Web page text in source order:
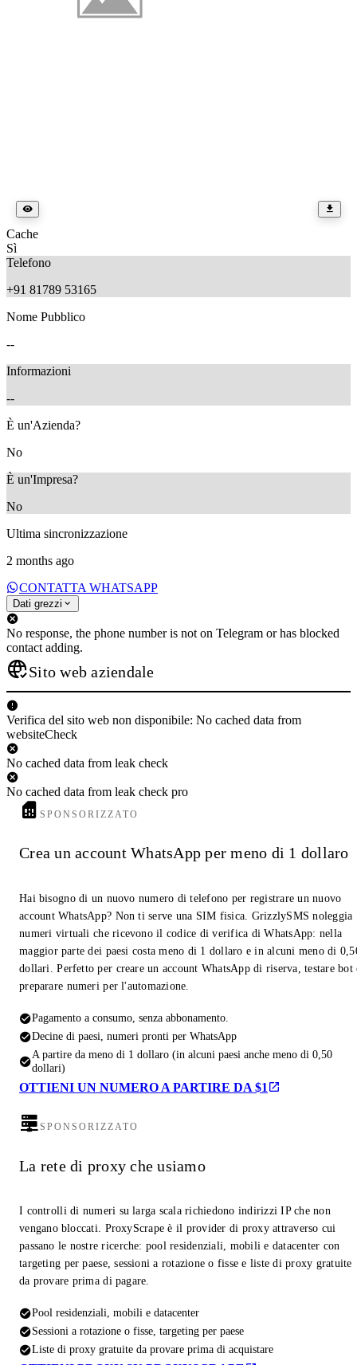
Cache
Sì
Telefono
+91 81789 53165
Nome Pubblico
--
Informazioni
--
È un'Azienda?
No
È un'Impresa?
No
Ultima sincronizzazione
2 months ago
CONTATTA WHATSAPP
Dati grezzi
No response, the phone number is not on Telegram or has blocked
contact adding.
Sito web aziendale
Verifica del sito web non disponibile: No cached data from
websiteCheck
No cached data from leak check
No cached data from leak check pro
SPONSORIZZATO
Crea un account WhatsApp per meno di 1 dollaro
Hai bisogno di un nuovo numero di telefono per registrare un nuovo
account WhatsApp? Non ti serve una SIM fisica. GrizzlySMS noleggia
numeri virtuali che ricevono il codice di verifica di WhatsApp: nella
maggior parte dei paesi costa meno di 1 dollaro e in alcuni meno di
dollari. Perfetto per creare un account WhatsApp di riserva, testare bot
preparare numeri per l'automazione.
Pagamento a consumo, senza abbonamento.
Decine di paesi, numeri pronti per WhatsApp
A partire da meno di 1 dollaro (in alcuni paesi anche meno di 0,50
dollari)
OTTIENI UN NUMERO A PARTIRE DA $1
SPONSORIZZATO
La rete di proxy che usiamo
I controlli di numeri su larga scala richiedono indirizzi IP che non
vengano bloccati. ProxyScrape è il provider di proxy attraverso cui
passano le nostre ricerche: pool residenziali, mobili e datacenter con
targeting per paese, sessioni a rotazione o fisse e liste di proxy gratuite
da provare prima di pagare.
Pool residenziali, mobili e datacenter
Sessioni a rotazione o fisse, targeting per paese
Liste di proxy gratuite da provare prima di acquistare